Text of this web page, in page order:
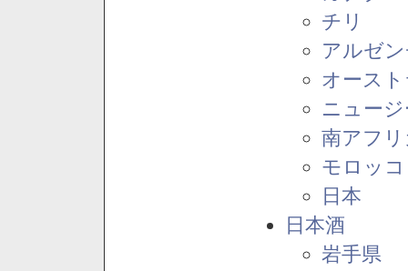
チリ
アルゼ
オース
ニュー
南アフ
モロッコ
日本
日本酒
岩手県